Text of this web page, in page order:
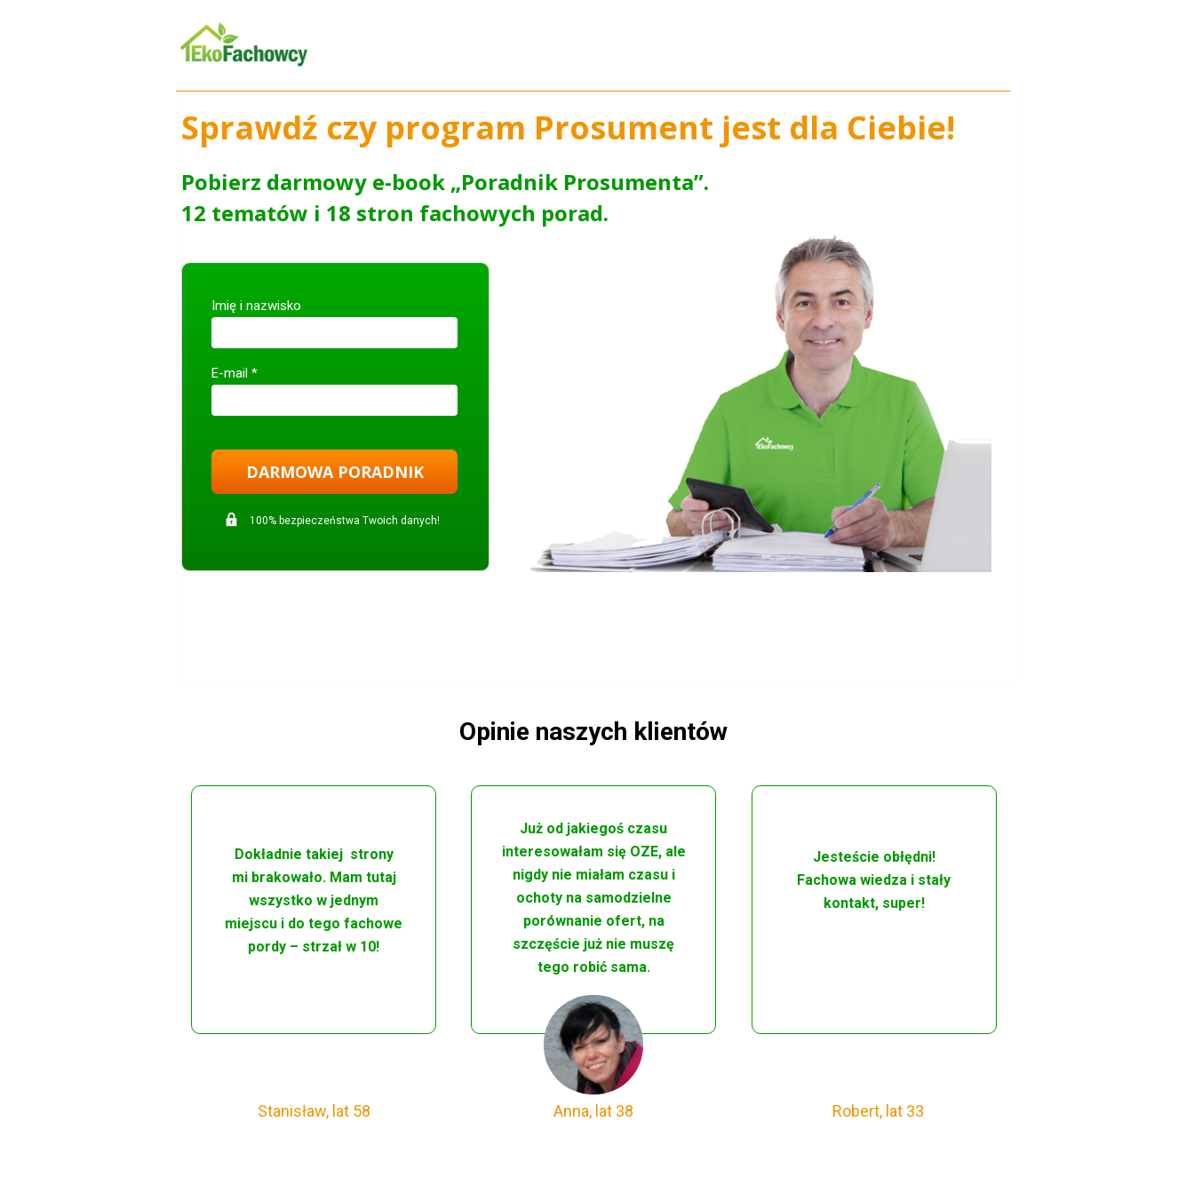
Sprawdź czy program Prosument jest dla Ciebie!
Dokładnie takiej strony
mi brakowało. Mam tutaj
wszystko w jednym
miejscu i do tego fachowe
pordy – strzał w 10!
Stanisław, lat 58
Już od jakiegoś czasu
interesowałam się OZE, ale
nigdy nie miałam czasu i
ochoty na samodzielne
porównanie ofert, na
szczęście już nie muszę
tego robić sama.
Jesteście obłędni!
Fachowa wiedza i stały
kontakt, super!
Anna, lat 38 Robert, lat 33
Opinie naszych klientów
Pobierz darmowy e-book „Poradnik Prosumenta”.
12 tematów i 18 stron fachowych porad.
Imię i nazwisko
E-mail *
DARMOWA PORADNIK
100% bezpieczeństwa Twoich danych!